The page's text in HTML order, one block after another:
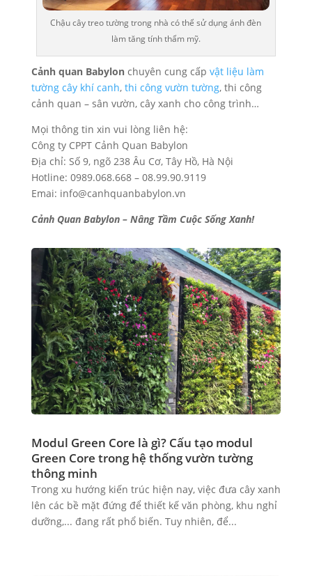
Chậu cây treo tường trong nhà có thể sử dụng ánh đèn
làm tăng tính thẩm mỹ.
Cảnh quan Babylonchuyên cung cấp vật liệu làm
tường cây khí canh, thi công vườn tường, thi công
cảnh quan – sân vườn, cây xanh cho công trình…
Mọi thông tin xin vui lòng liên hệ:
Công ty CPPT Cảnh Quan Babylon
Địa chỉ: Số 9, ngõ 238 Âu Cơ, Tây Hồ, Hà Nội
Hotline: 0989.068.668 – 08.99.90.9119
Emai: info@canhquanbabylon.vn
Cảnh Quan Babylon – Nâng Tầm Cuộc Sống Xanh!
Modul Green Core là gì? Cấu tạo modul
Green Core trong hệ thống vườn tường
thông minh
Trong xu hướng kiến trúc hiện nay, việc đưa cây xanh
lên các bề mặt đứng để thiết kế văn phòng, khu nghỉ
dưỡng,... đang rất phổ biến. Tuy nhiên, để...